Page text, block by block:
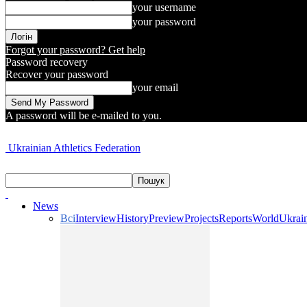
your username
your password
Forgot your password? Get help
Password recovery
Recover your password
your email
A password will be e-mailed to you.
Ukrainian Athletics Federation
News
ВсіInterviewHistoryPreviewProjectsReportsWorld